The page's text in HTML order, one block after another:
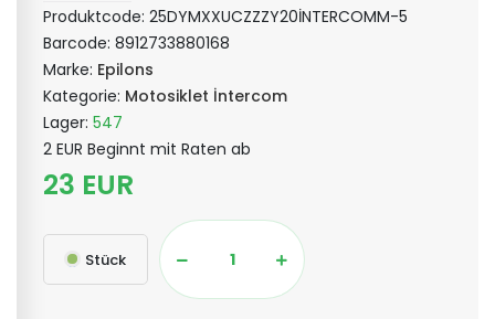
Produktcode: 25DYMXXUCZZZY20İNTERCOMM-5
Barcode: 8912733880168
Marke: Epilons
Kategorie: Motosiklet İntercom
Lager: 547
2 EUR Beginnt mit Raten ab
23 EUR
Stück